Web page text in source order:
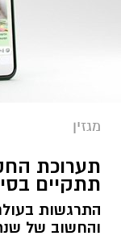
מגזין
תתקיים
התרגשות